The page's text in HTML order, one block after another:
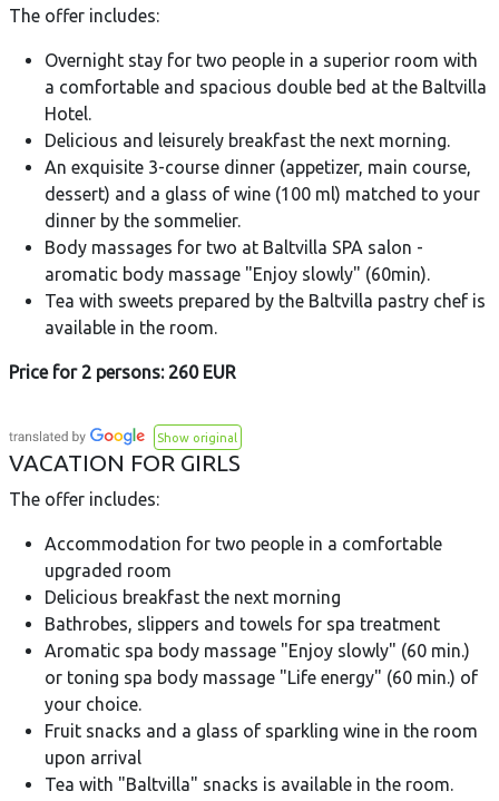
The offer includes:
Overnight stay for two people in a superior room with
a comfortable and spacious double bed at the Baltvilla
Hotel.
Delicious and leisurely breakfast the next morning.
An exquisite 3-course dinner (appetizer, main course,
dessert) and a glass of wine (100 ml) matched to your
dinner by the sommelier.
Body massages for two at Baltvilla SPA salon -
aromatic body massage "Enjoy slowly" (60min).
Tea with sweets prepared by the Baltvilla pastry chef is
available in the room.
Price for 2 persons: 260 EUR
Show original
VACATION FOR GIRLS
The offer includes:
Accommodation for two people in a comfortable
upgraded room
Delicious breakfast the next morning
Bathrobes, slippers and towels for spa treatment
Aromatic spa body massage "Enjoy slowly" (60 min.)
or toning spa body massage "Life energy" (60 min.) of
your choice.
Fruit snacks and a glass of sparkling wine in the room
upon arrival
Tea with "Baltvilla" snacks is available in the room.